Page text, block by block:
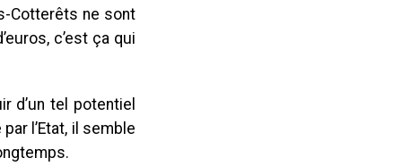
Cotterêts ne sont
c’est ça qui
d’un tel potentiel
l’Etat, il semble